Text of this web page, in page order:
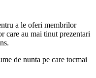
a le oferi membrilor
care au mai tinut prezentari
de nunta pe care tocmai